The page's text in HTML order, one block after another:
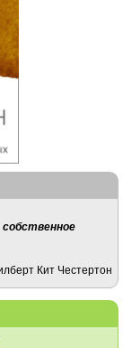
Кит Честертон